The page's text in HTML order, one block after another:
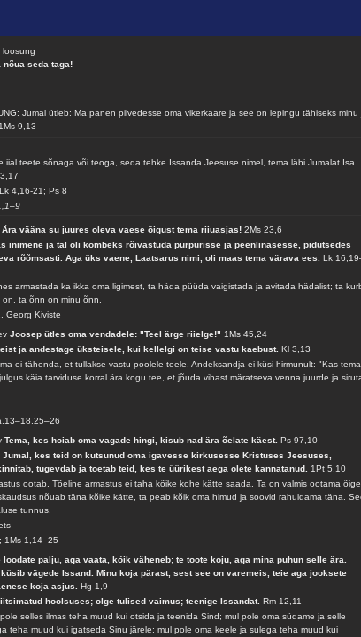
nõua seda taga!
Jumal ütleb: Ma panen pilvedesse oma vikerkaare ja see on lepingu tähiseks minu
1Ms 9,13
iial teete sõnaga või teoga, seda tehke Issanda Jeesuse nimel, tema läbi Jumalat Isa
4,16-21; Ps 8
Ära vääna su juures oleva vaese õigust tema riiuasjas!2Ms 23,6
inimene ja tal oli kombeks rõivastuda purpurisse ja peenlinasesse, pidutsedes
rõõmsasti. Aga üks vaene, Laatsarus nimi, oli maas tema värava ees.Lk
armastada ka ikka oma ligimest, ta häda püüda vaigistada ja avitada hädalist; ta
on, ta õnn on minu õnn.
Georg Kiviste
Joosep ütles oma vendadele: "Teel ärge riielge!" 1Ms 45,24
ja andestage üksteisele, kui kellelgi on teise vastu kaebust.Kl 3,13
ei tähenda, et tullakse vastu poolele teele. Andeksandja ei küsi hirmunult: "Kas tema
käia tarviduse korral ära kogu tee, et jõuda vihast märatseva venna juurde ja
Tema, kes hoiab oma vagade hingi, kisub nad ära õelate käest.Ps 97,10
Jumal, kes teid on kutsunud oma igavesse kirkusesse Kristuses Jeesuses,
tugevdab ja toetab teid, kes te üürikest aega olete kannatanud. 1Pt 5,10
ootab. Tõeline armastus ei taha kõike kohe kätte saada. Ta on valmis ootama
nõuab täna kõike kätte, ta peab kõik oma himud ja soovid rahuldama täna.
tunnus.
1Ms 1,14–25
loodate palju, aga vaata, kõik väheneb; te toote koju, aga mina puhun selle ära.
vägede Issand. Minu koja pärast, sest see on varemeis, teie aga jooksete
koja asjus.Hg 1,9
hoolsuses; olge tulised vaimus; teenige Issandat.Rm 12,11
selles ilmas teha muud kui otsida ja teenida Sind; mul pole oma südame ja selle
teha muud kui igatseda Sinu järele; mul pole oma keele ja sulega teha muud kui